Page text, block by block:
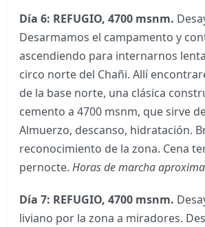
Día 6: REFUGIO, 4700 msnm.
Desarmamos el campamento y
ascendiendo para internarnos
circo norte del Chañi. Allí
de la base norte, una clásica
cemento a 4700 msnm, que sirve
Almuerzo, descanso, hidratación.
reconocimiento de la zona. Cena
pernocte. Horas de marcha
Día 7: REFUGIO, 4700 msnm.
liviano por la zona a miradores.